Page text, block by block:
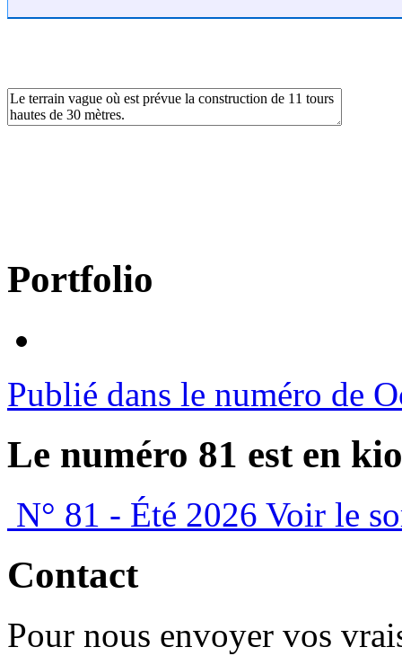
Portfolio
Publié dans le numéro de
Le numéro 81 est en
N° 81 - Été 2026 Voir le
Contact
Pour nous envoyer vos